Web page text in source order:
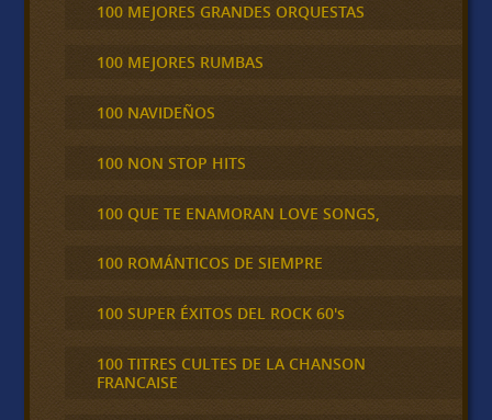
100 MEJORES GRANDES ORQUESTAS
100 MEJORES RUMBAS
100 NAVIDEÑOS
100 NON STOP HITS
100 QUE TE ENAMORAN LOVE SONGS,
100 ROMÁNTICOS DE SIEMPRE
100 SUPER ÉXITOS DEL ROCK 60's
100 TITRES CULTES DE LA CHANSON
FRANCAISE